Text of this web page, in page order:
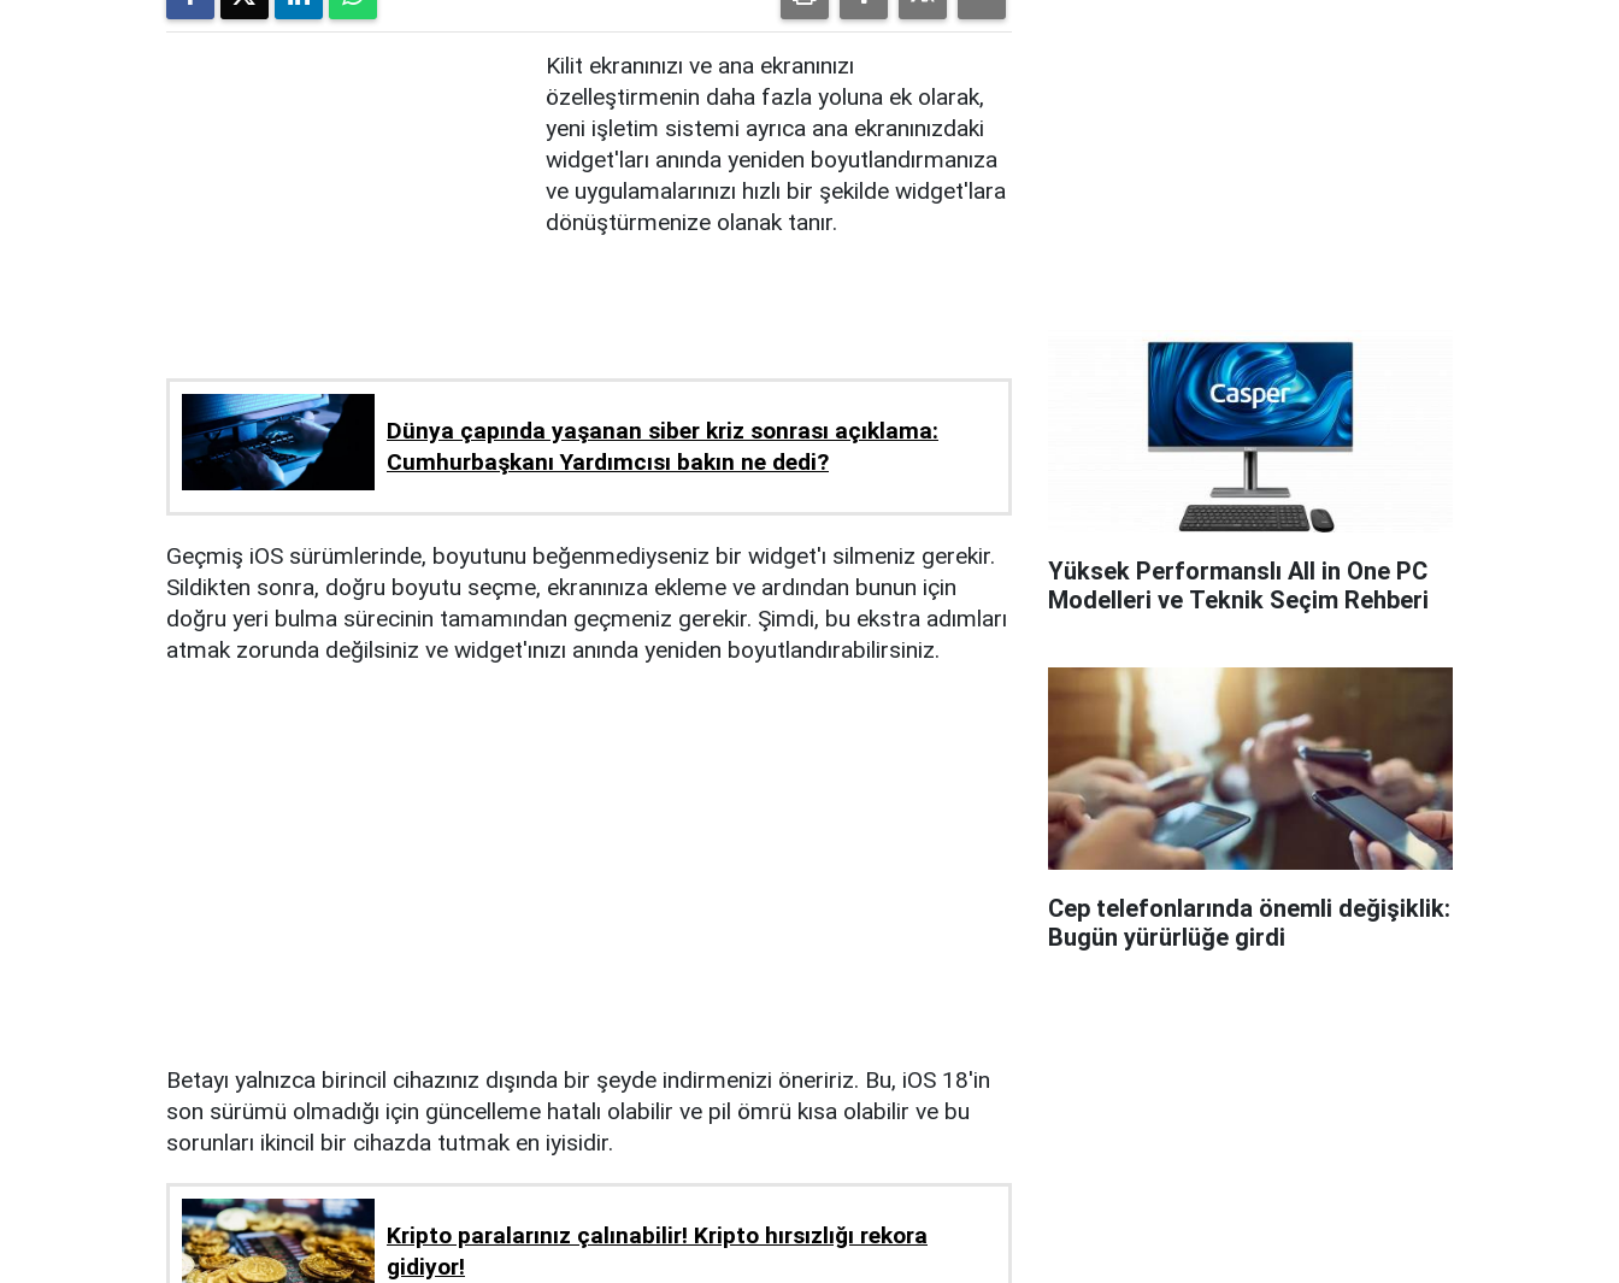
Kilit ekranınızı ve ana ekranınızı
özelleştirmenin daha fazla yoluna ek olarak,
yeni işletim sistemi ayrıca ana ekranınızdaki
widget'ları anında yeniden boyutlandırmanıza
ve uygulamalarınızı hızlı bir şekilde widget'lara
dönüştürmenize olanak tanır.
Dünya çapında yaşanan siber kriz sonrası açıklama:
Cumhurbaşkanı Yardımcısı bakın ne dedi?
Geçmiş iOS sürümlerinde, boyutunu beğenmediyseniz bir widget'ı silmeniz gerekir.
Sildikten sonra, doğru boyutu seçme, ekranınıza ekleme ve ardından bunun için
doğru yeri bulma sürecinin tamamından geçmeniz gerekir. Şimdi, bu ekstra adımları
atmak zorunda değilsiniz ve widget'ınızı anında yeniden boyutlandırabilirsiniz.
Betayı yalnızca birincil cihazınız dışında bir şeyde indirmenizi öneririz. Bu, iOS 18'in
son sürümü olmadığı için güncelleme hatalı olabilir ve pil ömrü kısa olabilir ve bu
sorunları ikincil bir cihazda tutmak en iyisidir.
Kripto paralarınız çalınabilir! Kripto hırsızlığı rekora
gidiyor!
Yüksek Performanslı All in One PC
Modelleri ve Teknik Seçim Rehberi
Cep telefonlarında önemli değişiklik:
Bugün yürürlüğe girdi